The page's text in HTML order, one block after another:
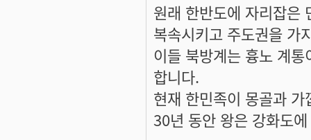
원래 한반도에 자리잡은
복속시키고 주도권을 가
이들 북방계는 흉노 계
합니다.
현재 한민족이 몽골과
30년 동안 왕은 강화도